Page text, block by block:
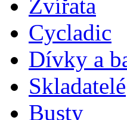
Zvířata
Cycladic
Dívky a
Skladatelé
Busty